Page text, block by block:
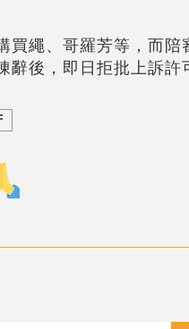
買繩、哥羅芳等，而陪
後，即日拒批上訴許